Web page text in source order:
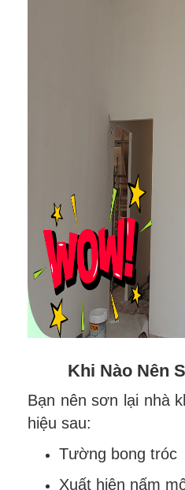
Khi Nào Nên
Bạn nên sơn lại nhà
hiệu sau:
Tường bong tróc
Xuất hiện nấm